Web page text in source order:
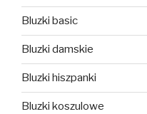
Bluzki basic
Bluzki damskie
Bluzki hiszpanki
Bluzki koszulowe